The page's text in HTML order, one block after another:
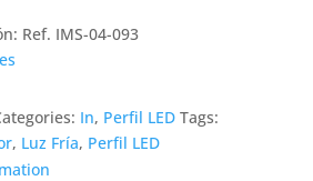
Ref. IMS-04-093
In, Perfil LED Tags:
, Luz Fría, Perfil LED